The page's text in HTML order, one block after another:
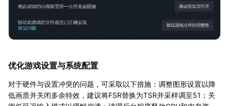
优化游戏设置与系统配置
对于硬件与设置冲突的问题，可采取以下措施：调整图形设置以降
低画质并关闭多余特效，建议将FSR替换为TSR并采样调至51；关